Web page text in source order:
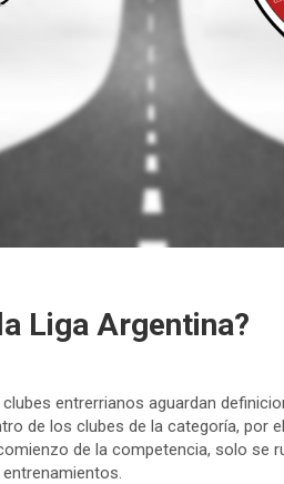
Liga Argentina?
entrerrianos aguardan
de los clubes de la categoría, por
de la competencia, solo se